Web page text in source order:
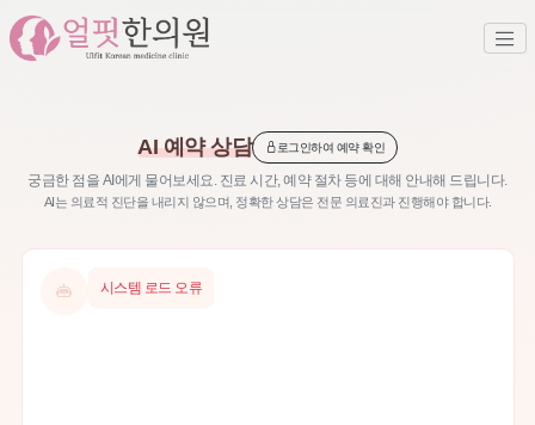
AI 예약 상담 로그인하여 예약 확인
궁금한 점을 AI에게 물어보세요. 진료 시간, 예약 절차 등에 대해 안내해 드립니다.
AI는 의료적 진단을 내리지 않으며, 정확한 상담은 전문 의료진과 진행해야 합니다.
시스템 로드 오류